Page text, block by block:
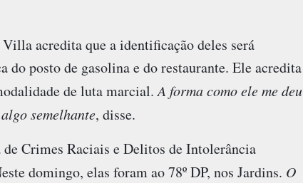
acredita que a identificação deles será
do posto de gasolina e do restaurante. Ele acredita
de luta marcial.A forma como ele me deu
semelhante, disse.
Crimes Raciais e Delitos de Intolerância
domingo, elas foram ao 78º DP, nos Jardins. O